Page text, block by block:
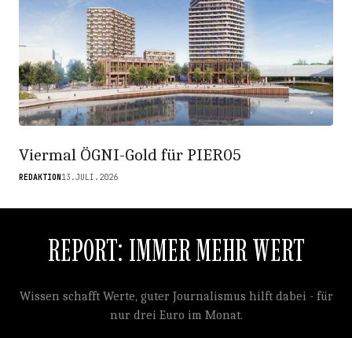
Viermal ÖGNI-Gold für PIER05
REDAKTION 13.JULI.2026
REPORT: IMMER MEHR WERT
Wissen schafft Werte, guter Journalismus hilft dabei - für
nur drei Euro im Monat.